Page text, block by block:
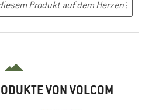
VON VOLCOM